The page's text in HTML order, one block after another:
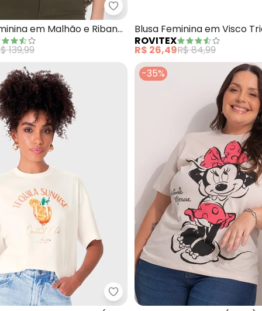
Feminina Floral Puff (Bege)Endless - T-Shirt Feminina em
em Malhão e Ribana
139,99
Blusa Feminina em Visco
(Bege)
ROVITEX
R$ 26,49R$ 84,99
Malha (Bege)
Enfim - Camiseta Tequila
-35%